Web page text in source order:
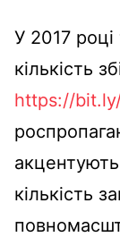
У 2017
кількість
https://
кількість